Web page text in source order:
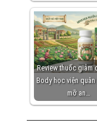
Review thuốc giảm
Body học viện quân
mỡ an…